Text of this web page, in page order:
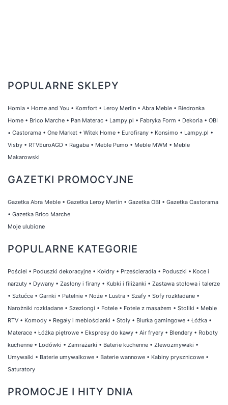
POPULARNE SKLEPY
Homla • Home and You • Komfort • Leroy Merlin • Abra Meble • Biedronka
Home • Brico Marche • Pan Materac • Lampy.pl • Fabryka Form • Dekoria • OBI
• Castorama • One Market • Witek Home • Eurofirany • Konsimo • Lampy.pl •
Visby • RTVEuroAGD • Ragaba • Meble Pumo • Meble MWM • Meble
Makarowski
GAZETKI PROMOCYJNE
Gazetka Abra Meble • Gazetka Leroy Merlin • Gazetka OBI • Gazetka Castorama
• Gazetka Brico Marche
Moje ulubione
POPULARNE KATEGORIE
Pościel • Poduszki dekoracyjne • Kołdry • Prześcieradła • Poduszki • Koce i
narzuty • Dywany • Zasłony i firany • Kubki i filiżanki • Zastawa stołowa i talerze
• Sztućce • Garnki • Patelnie • Noże • Lustra • Szafy • Sofy rozkładane •
Narożniki rozkładane • Szezlongi • Fotele • Fotele z masażem • Stoliki • Meble
RTV • Komody • Regały i meblościanki • Stoły • Biurka gamingowe • Łóżka •
Materace • Łóżka piętrowe • Ekspresy do kawy • Air fryery • Blendery • Roboty
kuchenne • Lodówki • Zamrażarki • Baterie kuchenne • Zlewozmywaki •
Umywalki • Baterie umywalkowe • Baterie wannowe • Kabiny prysznicowe •
Saturatory
PROMOCJE I HITY DNIA